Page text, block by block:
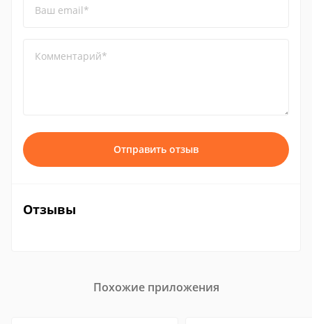
Ваш email*
Комментарий*
Отправить отзыв
Отзывы
Похожие приложения